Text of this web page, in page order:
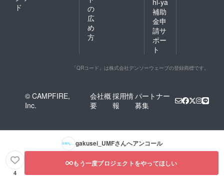
ド
の
広
め
方
補助
金申
請サ
ポー
ト
「QRコード」は株式会社デンソーウェーブの登録商標です。
© CAMPFIRE,
Inc.
会社概
要
採用情
報
パートナー
募集
gakusei_UMFさんへアンコール
4
もう一度プロジェクトをやってほしい